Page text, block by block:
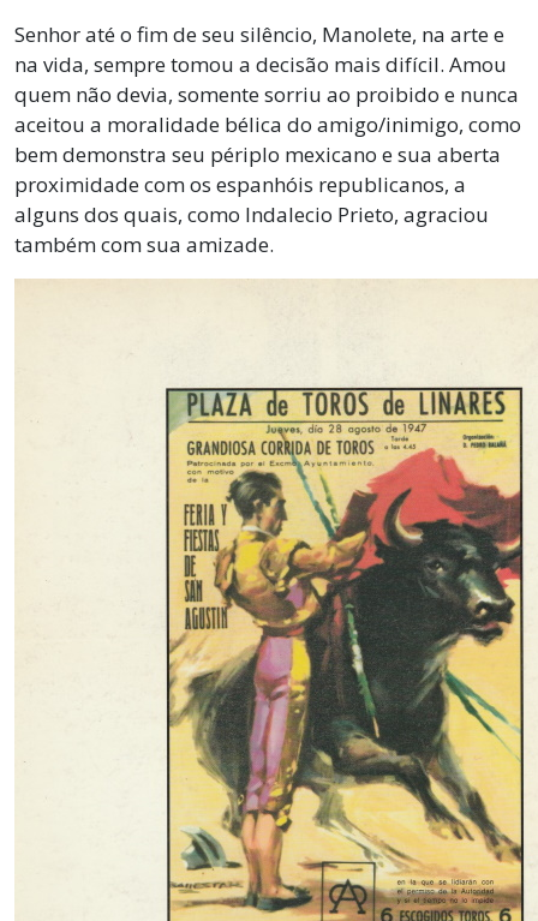
Senhor até o fim de seu silêncio, Manolete, na arte e
na vida, sempre tomou a decisão mais difícil. Amou
quem não devia, somente sorriu ao proibido e nunca
aceitou a moralidade bélica do amigo/inimigo, como
bem demonstra seu périplo mexicano e sua aberta
proximidade com os espanhóis republicanos, a
alguns dos quais, como Indalecio Prieto, agraciou
também com sua amizade.